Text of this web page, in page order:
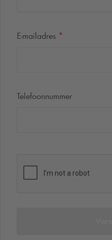
E-mailadres *
Telefoonnummer